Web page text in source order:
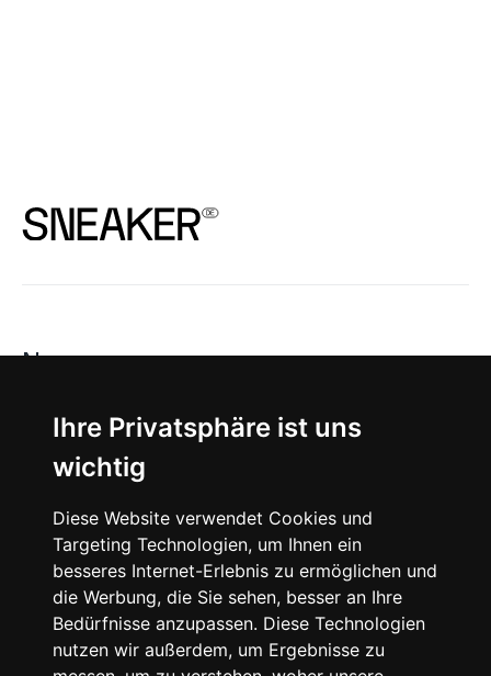
Ihre Privatsphäre ist uns
wichtig
Diese Website verwendet Cookies und
Targeting Technologien, um Ihnen ein
besseres Internet-Erlebnis zu ermöglichen und
die Werbung, die Sie sehen, besser an Ihre
Bedürfnisse anzupassen. Diese Technologien
nutzen wir außerdem, um Ergebnisse zu
News
About
Instagram
Facebook